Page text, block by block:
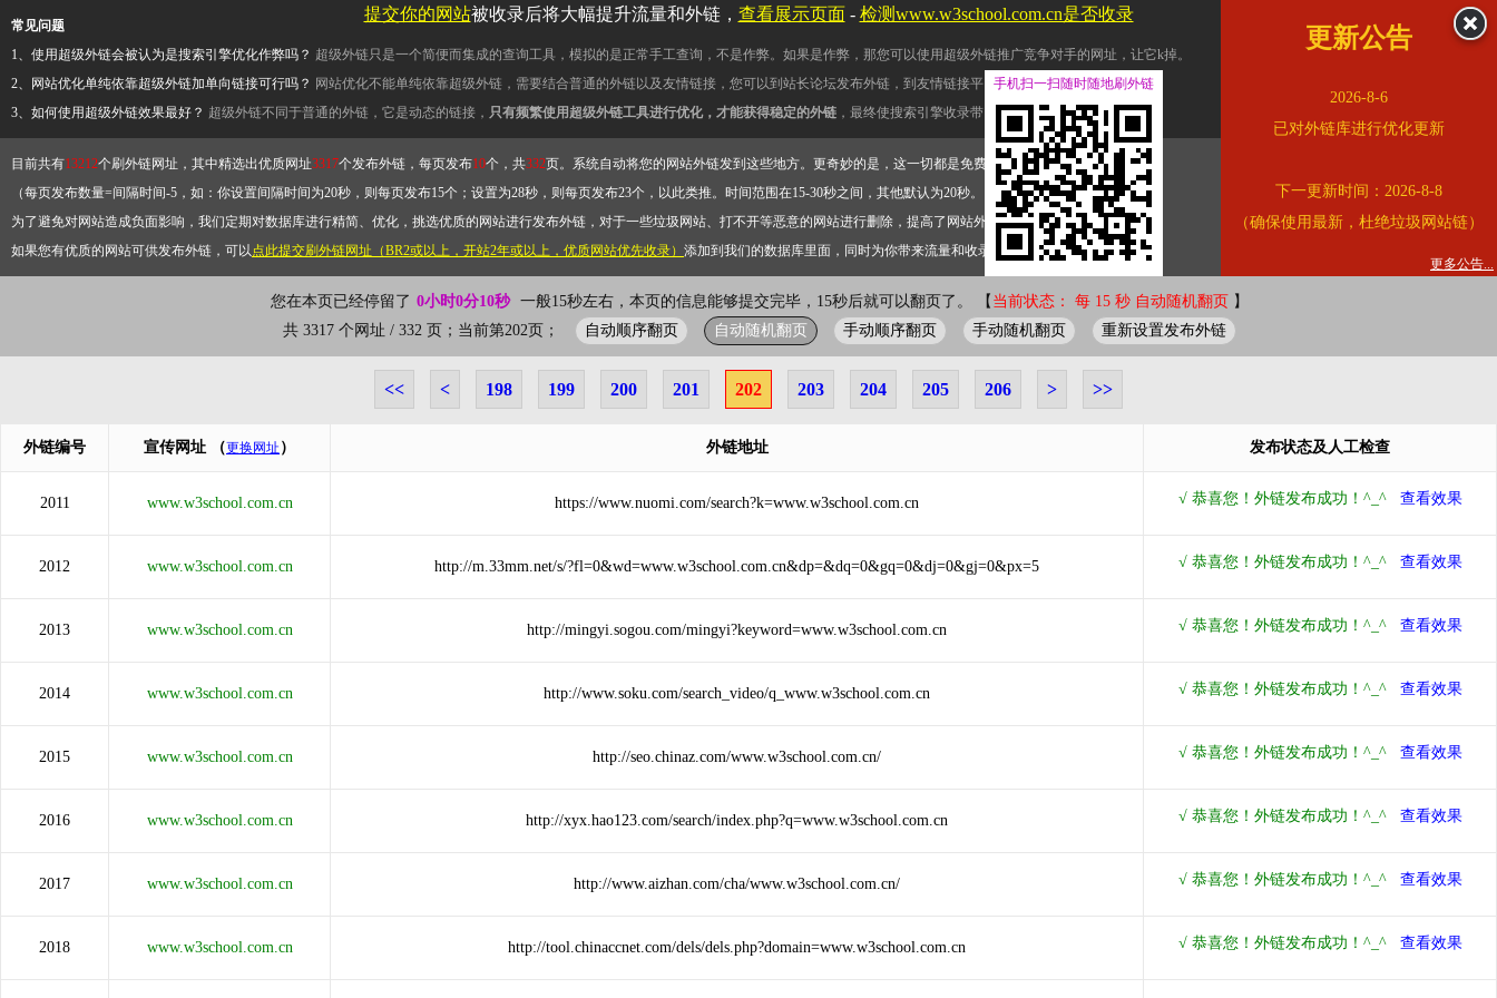
常见问题
1、使用超级外链会被认为是搜索引擎优化作弊吗？ 超级外链只是一个简便而集成的查询工具，模拟的是正常手工查询，不是作弊。如果是作弊，那您可以使用超级外链推广竞争对手的网址，让它k掉。
2、网站优化单纯依靠超级外链加单向链接可行吗？ 网站优化不能单纯依靠超级外链，需要结合普通的外链以及友情链接，您可以到站长论坛发布外链，到友情链接平台交换友情链接。
3、如何使用超级外链效果最好？ 超级外链不同于普通的外链，它是动态的链接， 只有频繁使用超级外链工具进行优化，才能获得稳定的外链 ，最终使搜索引擎收录带网址的查询页面。
目前共有13212个刷外链网址，其中精选出优质网址3317个发布外链，每页发布10个，共332页。系统自动将您的网站外链发到这些地方。更奇妙的是，这一切都是免费的。
（每页发布数量=间隔时间-5，如：你设置间隔时间为20秒，则每页发布15个；设置为28秒，则每页发布23个，以此类推。时间范围在15-30秒之间，其他默认为20秒。）
为了避免对网站造成负面影响，我们定期对数据库进行精简、优化，挑选优质的网站进行发布外链，对于一些垃圾网站、打不开等恶意的网站进行删除，提高了网站外链的质量。
如果您有优质的网站可供发布外链，可以点此提交刷外链网址（BR2或以上，开站2年或以上，优质网站优先收录） 添加到我们的数据库里面，同时为你带来流量和收录。 错误外链纠正
您在本页已经停留了 0小时0分10秒 一般15秒左右，本页的信息能够提交完毕，15秒后就可以翻页了。 【 当前状态： 每 15 秒 自动随机翻页 】
共 3317 个网址 / 332 页；当前第202页；
自动顺序翻页 自动随机翻页 手动顺序翻页 手动随机翻页 重新设置发布外链
<< < 198 199 200 201 202 203 204 205 206 > >>
外链编号 宣传网址 （更换网址 ） 外链地址 发布状态及人工检查
2011 www.w3school.com.cn https://www.nuomi.com/search?k=www.w3school.com.cn
2012 www.w3school.com.cn http://m.33mm.net/s/?fl=0&wd=www.w3school.com.cn&dp=&dq=0&gq=0&dj=0&gj=0&px=5
2013 www.w3school.com.cn http://mingyi.sogou.com/mingyi?keyword=www.w3school.com.cn
2014 www.w3school.com.cn http://www.soku.com/search_video/q_www.w3school.com.cn
2015 www.w3school.com.cn http://seo.chinaz.com/www.w3school.com.cn/
2016 www.w3school.com.cn http://xyx.hao123.com/search/index.php?q=www.w3school.com.cn
2017 www.w3school.com.cn http://www.aizhan.com/cha/www.w3school.com.cn/
2018 www.w3school.com.cn http://tool.chinaccnet.com/dels/dels.php?domain=www.w3school.com.cn
提交你的网站被收录后将大幅提升流量和外链， 查看展示页面- 检测www.w3school.com.cn是否收录
更新公告
2026-8-6
已对外链库进行优化更新
下一更新时间：2026-8-8
（确保使用最新，杜绝垃圾网站链）
更多公告...
手机扫一扫随时随地刷外链